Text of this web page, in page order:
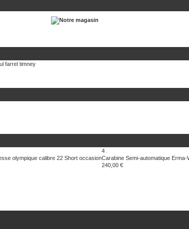
farrel timney
olympique calibre 22 Short occasion
4
Carabine Semi-automatique
240,00 €